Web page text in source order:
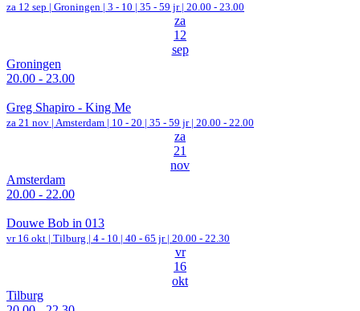
za 12 sep | Groningen | 3 - 10 | 35 - 59 jr | 20.00 - 23.00
za
12
sep
Groningen
20.00 - 23.00
Greg Shapiro - King Me
za 21 nov | Amsterdam | 10 - 20 | 35 - 59 jr | 20.00 - 22.00
za
21
nov
Amsterdam
20.00 - 22.00
Douwe Bob in 013
vr 16 okt | Tilburg | 4 - 10 | 40 - 65 jr | 20.00 - 22.30
vr
16
okt
Tilburg